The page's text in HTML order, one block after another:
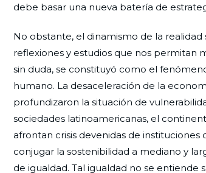
debe basar una nueva batería de
No obstante, el dinamismo de la
reflexiones y estudios que nos permitan
sin duda, se constituyó como el
humano. La desaceleración de la
profundizaron la situación de
sociedades latinoamericanas, el
afrontan crisis devenidas de instituciones
conjugar la sostenibilidad a mediano y
de igualdad. Tal igualdad no se